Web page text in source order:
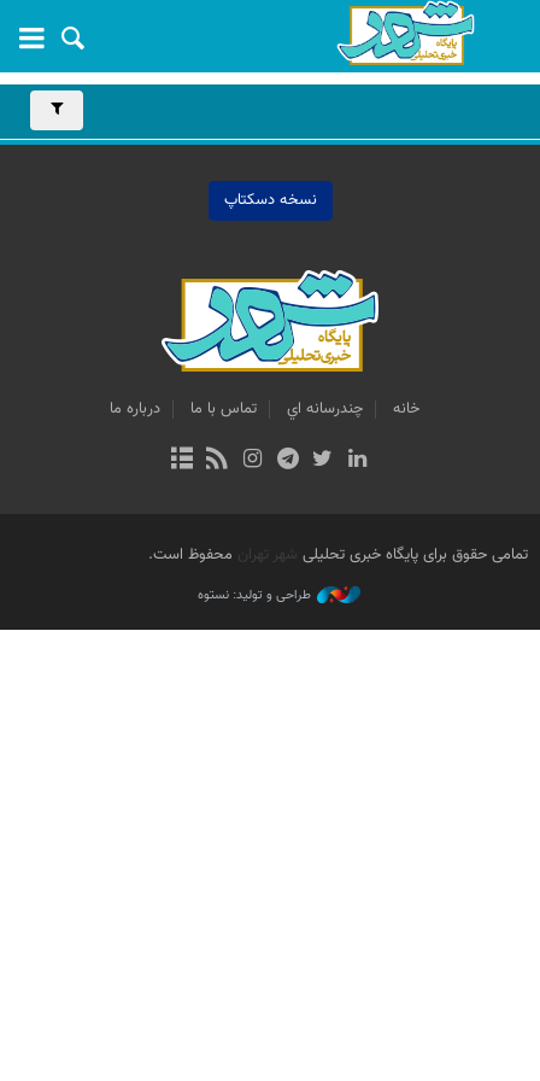
نسخه دسکتاپ
خانه چندرسانه اي تماس با ما درباره ما
تمامی حقوق برای پایگاه خبری تحلیلی شهر تهران محفوظ است.
طراحی و تولید: نستوه